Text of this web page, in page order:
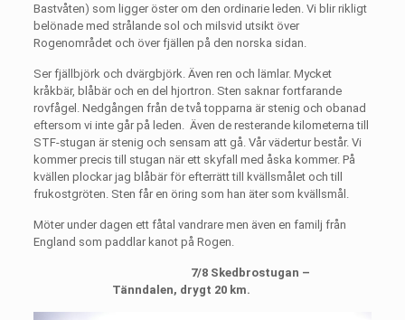
Bastvåten) som ligger öster om den ordinarie leden. Vi blir rikligt
belönade med strålande sol och milsvid utsikt över
Rogenområdet och över fjällen på den norska sidan.
Ser fjällbjörk och dvärgbjörk. Även ren och lämlar. Mycket
kråkbär, blåbär och en del hjortron. Sten saknar fortfarande
rovfågel. Nedgången från de två topparna är stenig och obanad
eftersom vi inte går på leden. Även de resterande kilometerna till
STF-stugan är stenig och sensam att gå. Vår vädertur består. Vi
kommer precis till stugan när ett skyfall med åska kommer. På
kvällen plockar jag blåbär för efterrätt till kvällsmålet och till
frukostgröten. Sten får en öring som han äter som kvällsmål.
Möter under dagen ett fåtal vandrare men även en familj från
England som paddlar kanot på Rogen.
7/8 Skedbrostugan –
Tänndalen, drygt 20 km.